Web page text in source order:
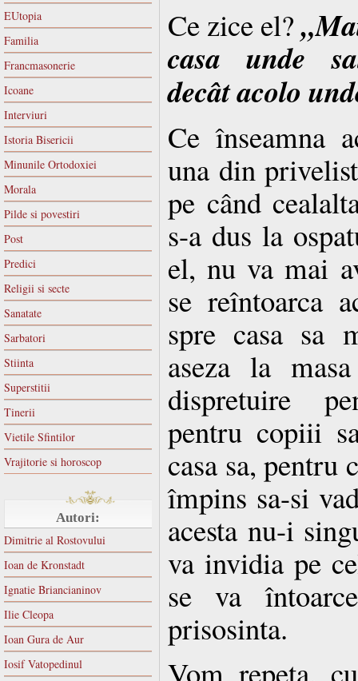
EUtopia
Familia
Francmasonerie
Icoane
Interviuri
Istoria Bisericii
Minunile Ortodoxiei
Morala
Pilde si povestiri
Post
Predici
Religii si secte
Sanatate
Sarbatori
Stiinta
Superstitii
Tinerii
Vietile Sfintilor
Vrajitorie si horoscop
Autori:
Dimitrie al Rostovului
Ioan de Kronstadt
Ignatie Briancianinov
Ilie Cleopa
Ioan Gura de Aur
Iosif Vatopedinul
Ce zice el?
casa unde
decât acolo
Ce înseamna
una din
pe când
s-a dus la
el, nu va mai
se reîntoarca
spre casa sa
aseza la
dispretuire
pentru copiii
casa sa, pentru
împins sa-si
acesta nu-i
va invidia pe
se va
prisosinta.
Vom repeta,